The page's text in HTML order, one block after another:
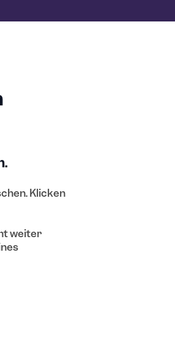
Klicken
weiter